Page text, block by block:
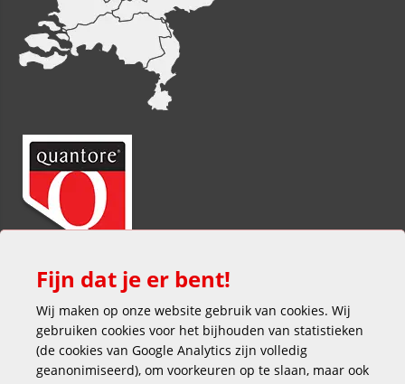
Fijn dat je er bent!
Wij maken op onze website gebruik van cookies. Wij
gebruiken cookies voor het bijhouden van statistieken
(de cookies van Google Analytics zijn volledig
geanonimiseerd), om voorkeuren op te slaan, maar ook